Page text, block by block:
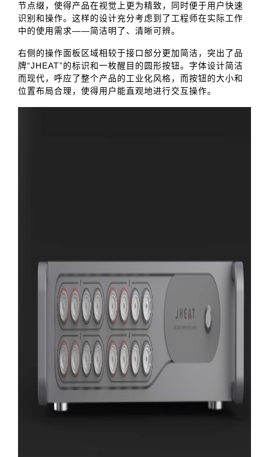
节点缀，使得产品在视觉上更为精致，同时便于用户快速
识别和操作。这样的设计充分考虑到了工程师在实际工作
中的使用需求——简洁明了、清晰可辨。
右侧的操作面板区域相较于接口部分更加简洁，突出了品
牌“JHEAT”的标识和一枚醒目的圆形按钮。字体设计简洁
而现代，呼应了整个产品的工业化风格，而按钮的大小和
位置布局合理，使得用户能直观地进行交互操作。